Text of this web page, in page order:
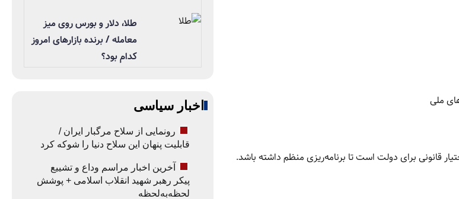
ملی
قانونی برای دولت است تا برنامه‌ریزی منظم داشته باشد.
طلا، دلار و بورس روی میز
معامله / برنده بازارهای امروز
کدام بود؟
اخبار سیاسی
رونمایی از سلاح مرگبار ایران /
قابلیت پنهان این سلاح دنیا را شوکه کرد
آخرین اخبار مراسم وداع و تشییع
پیکر رهبر شهید انقلاب اسلامی + پوشش
لحظه‌به‌لحظه